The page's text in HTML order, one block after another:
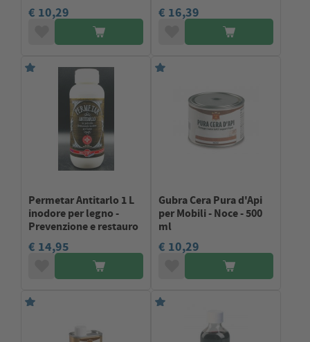
€ 10,29 € 16,39
Permetar Antitarlo 1 L
inodore per legno -
Prevenzione e restauro
€ 14,95
Gubra Cera Pura d'Api
per Mobili - Noce - 500
ml
€ 10,29